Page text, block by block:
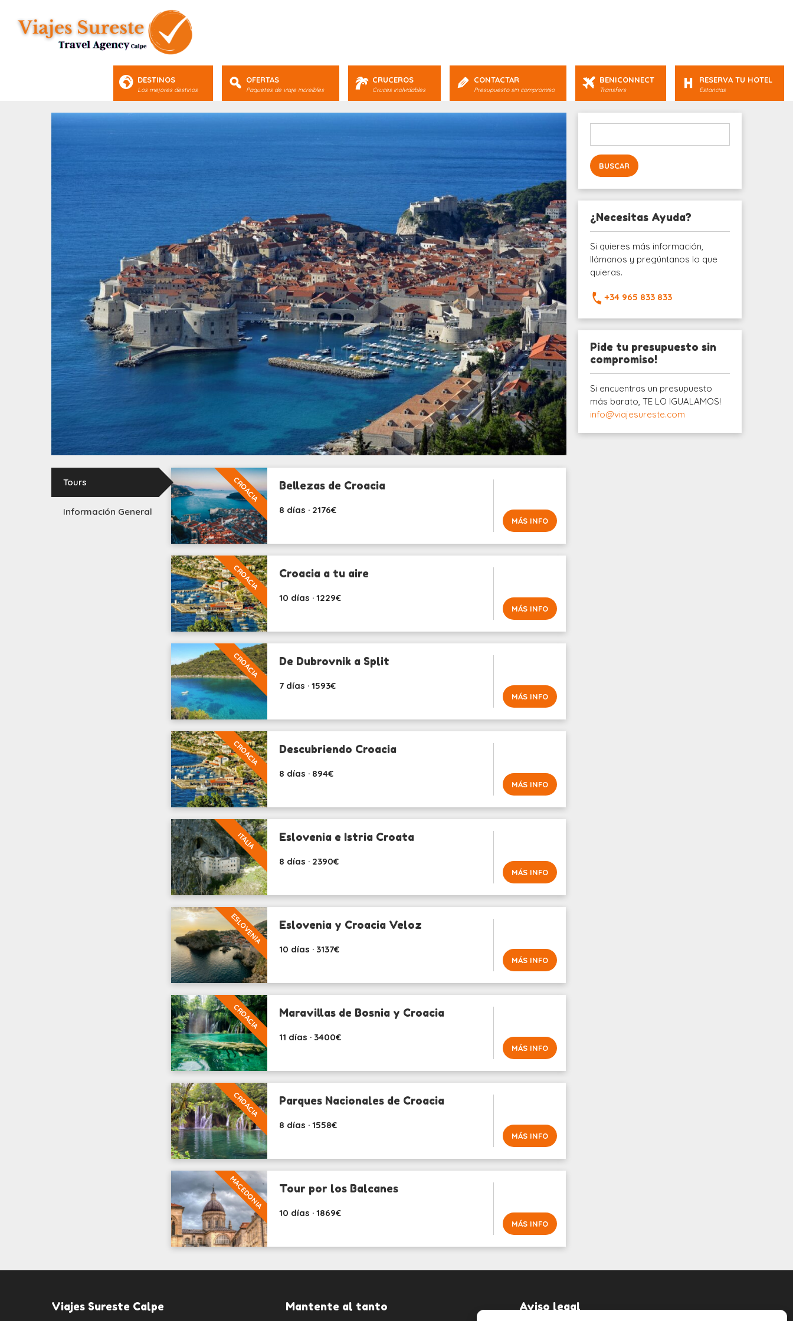
DESTINOS
Los mejores destinos
OFERTAS
Paquetes de viaje increíbles
CRUCEROS
Cruces inolvidables
CONTACTAR
Presupuesto sin compromiso
BENICONNECT
Transfers
RESERVA TU HOTEL
Estancias
Tours
Información General
CROACIA Bellezas de Croacia
8 días · 2176€
MÁS INFO
CROACIA Croacia a tu aire
10 días · 1229€
MÁS INFO
CROACIA De Dubrovnik a Split
7 días · 1593€
MÁS INFO
CROACIA Descubriendo Croacia
8 días · 894€
MÁS INFO
ITALIA Eslovenia e Istria Croata
8 días · 2390€
MÁS INFO
ESLOVENIA Eslovenia y Croacia Veloz
10 días · 3137€
MÁS INFO
CROACIA Maravillas de Bosnia y Croacia
11 días · 3400€
MÁS INFO
CROACIA Parques Nacionales de Croacia
8 días · 1558€
MÁS INFO
MACEDONIA Tour por los Balcanes
10 días · 1869€
MÁS INFO
¿Necesitas Ayuda?
Si quieres más información,
llámanos y pregúntanos lo que
quieras.
+34 965 833 833
Pide tu presupuesto sin
compromiso!
Si encuentras un presupuesto
más barato, TE LO IGUALAMOS!
info@viajesureste.com
Viajes Sureste Calpe Mantente al tanto Aviso legal